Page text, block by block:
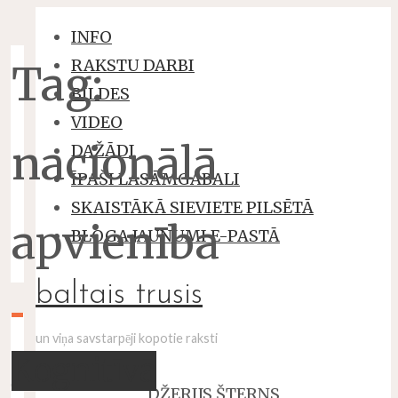
INFO
RAKSTU DARBI
BILDES
VIDEO
DAŽĀDI
ĪPAŠI LASĀMGABALI
SKAISTĀKĀ SIEVIETE PILSĒTĀ
BLOGA JAUNUMI E-PASTĀ
baltais trusis
un viņa savstarpēji kopotie raksti
Tag:
nacionālā
apvienība